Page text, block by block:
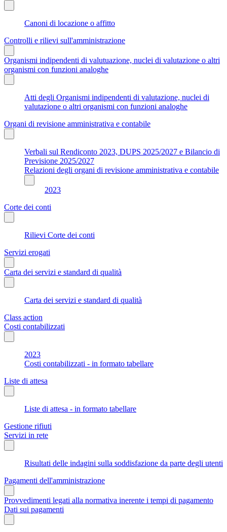
Canoni di locazione o affitto
Controlli e rilievi sull'amministrazione
Organismi indipendenti di valutuazione, nuclei di valutazione o altri
organismi con funzioni analoghe
Atti degli Organismi indipendenti di valutazione, nuclei di
valutazione o altri organismi con funzioni analoghe
Organi di revisione amministrativa e contabile
Verbali sul Rendiconto 2023, DUPS 2025/2027 e Bilancio di
Previsione 2025/2027
Relazioni degli organi di revisione amministrativa e contabile
2023
Corte dei conti
Rilievi Corte dei conti
Servizi erogati
Carta dei servizi e standard di qualità
Carta dei servizi e standard di qualità
Class action
Costi contabilizzati
2023
Costi contabilizzati - in formato tabellare
Liste di attesa
Liste di attesa - in formato tabellare
Gestione rifiuti
Servizi in rete
Risultati delle indagini sulla soddisfazione da parte degli utenti
Pagamenti dell'amministrazione
Provvedimenti legati alla normativa inerente i tempi di pagamento
Dati sui pagamenti